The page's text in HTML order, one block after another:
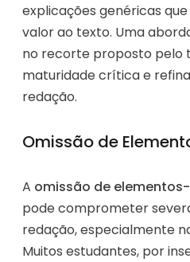
explicações genéricas
valor ao texto. Uma
no recorte proposto pelo
maturidade crítica e
redação.
Omissão de
A omissão de
pode comprometer
redação, especialmente
Muitos estudantes, por